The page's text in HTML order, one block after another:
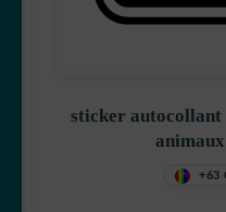
sticker autocollant
+63